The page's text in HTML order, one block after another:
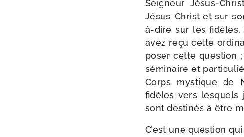
Seigneur Jésus-​
Jésus-​Christ et sur
à-dire sur les
avez reçu cette
poser cette ques­tion
sémi­naire et
Corps mys­tique de
fidèles vers les­quels
sont des­ti­nés à être
C’est une ques­tion